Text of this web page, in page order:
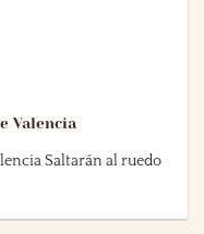
Valencia
Saltarán al ruedo